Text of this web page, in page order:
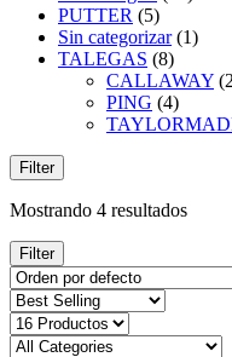
PUTTER (5)
Sin categorizar (1)
TALEGAS (8)
CALLAWAY
PING (4)
Filter
Mostrando 4 resultados
Filter